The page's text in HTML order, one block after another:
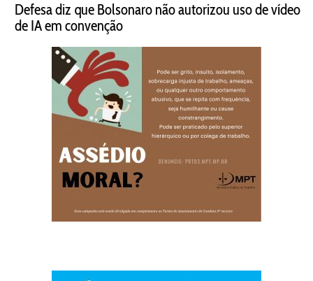
Defesa diz que Bolsonaro não autorizou uso de vídeo
de IA em convenção